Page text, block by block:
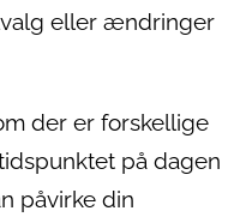
eller ændringer
der er forskellige
på dagen
påvirke din